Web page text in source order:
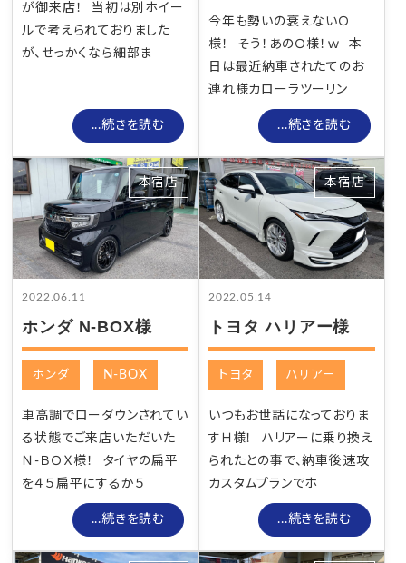
が御来店！ 当初は別ホイー
ルで考えられておりました
が、せっかくなら細部ま
...続きを読む
今年も勢いの衰えないＯ
様！ そう！あのＯ様！ｗ 本
日は最近納車されたてのお
連れ様カローラツーリン
...続きを読む
2022.06.11
ホンダ N-BOX様
本宿店
ホンダ N-BOX
車高調でローダウンされてい
る状態でご来店いただいた
Ｎ-ＢＯＸ様！ タイヤの扁平
を４５扁平にするか５
...続きを読む
2022.05.14
トヨタ ハリアー様
本宿店
トヨタ ハリアー
いつもお世話になっておりま
すＨ様！ ハリアーに乗り換え
られたとの事で、納車後速攻
カスタムプランでホ
...続きを読む